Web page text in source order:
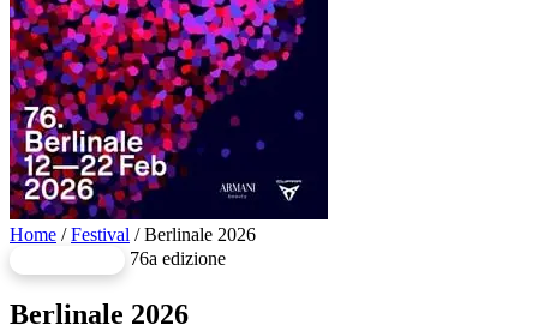
Home / Festival / Berlinale 2026
76a edizione
Berlinale 2026